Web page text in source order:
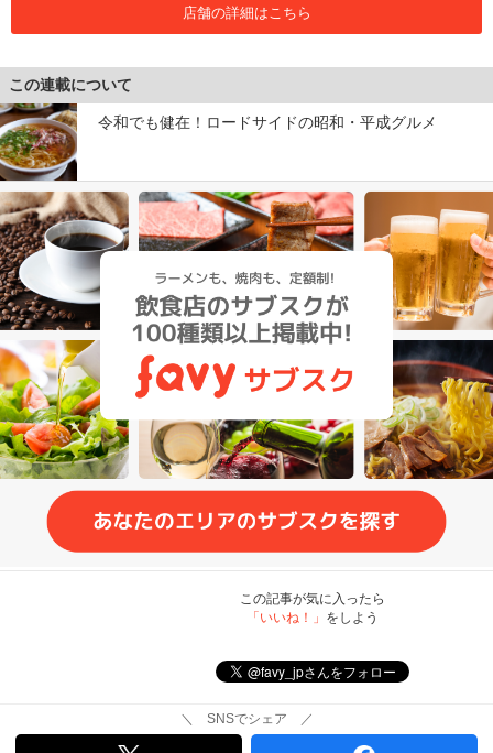
店舗の詳細はこちら
この連載について
令和でも健在！ロードサイドの昭和・平成グルメ
この記事が気に入ったら
「いいね！」 をしよう
＼ SNSでシェア ／